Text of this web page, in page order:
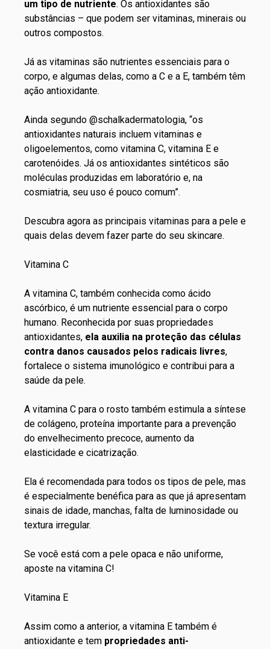
um tipo de nutriente. Os antioxidantes são
substâncias – que podem ser vitaminas, minerais ou
outros compostos.
Já as vitaminas são nutrientes essenciais para o
corpo, e algumas delas, como a C e a E, também têm
ação antioxidante.
Ainda segundo @schalkadermatologia, “os
antioxidantes naturais incluem vitaminas e
oligoelementos, como vitamina C, vitamina E e
carotenóides. Já os antioxidantes sintéticos são
moléculas produzidas em laboratório e, na
cosmiatria, seu uso é pouco comum”.
Descubra agora as principais vitaminas para a pele e
quais delas devem fazer parte do seu skincare.
Vitamina C
A vitamina C, também conhecida como ácido
ascórbico, é um nutriente essencial para o corpo
humano. Reconhecida por suas propriedades
antioxidantes, ela auxilia na proteção das células
contra danos causados pelos radicais livres,
fortalece o sistema imunológico e contribui para a
saúde da pele.
A vitamina C para o rosto também estimula a síntese
de colágeno, proteína importante para a prevenção
do envelhecimento precoce, aumento da
elasticidade e cicatrização.
Ela é recomendada para todos os tipos de pele, mas
é especialmente benéfica para as que já apresentam
sinais de idade, manchas, falta de luminosidade ou
textura irregular.
Se você está com a pele opaca e não uniforme,
aposte na vitamina C!
Vitamina E
Assim como a anterior, a vitamina E também é
antioxidante e tem propriedades anti-